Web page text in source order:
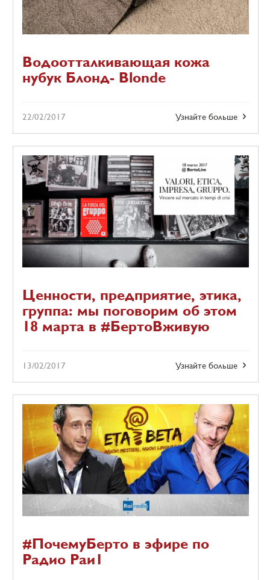
Водоотталкивающая кожа
нубук Блонд- Blonde
Узнайте больше
22/02/2017
Ценности, предприятие, этика,
группа: мы поговорим об этом
18 марта в #БертоВживую
Узнайте больше
13/02/2017
#ПочемуБерто в эфире по
Радио Раи1